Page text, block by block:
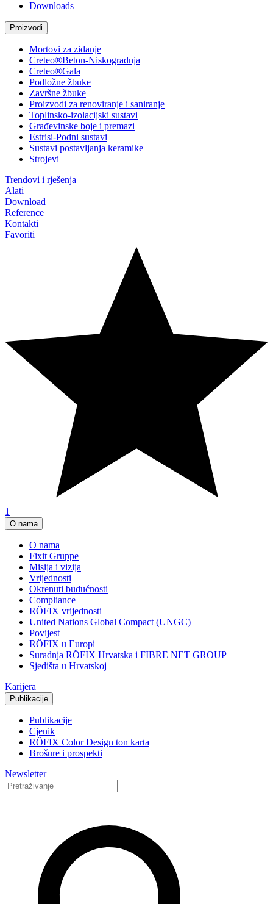
Downloads
Proizvodi
Mortovi za zidanje
Creteo®Beton-Niskogradnja
Creteo®Gala
Podložne žbuke
Završne žbuke
Proizvodi za renoviranje i saniranje
Toplinsko-izolacijski sustavi
Građevinske boje i premazi
Estrisi-Podni sustavi
Sustavi postavljanja keramike
Strojevi
Trendovi i rješenja
Alati
Download
Reference
Kontakti
Favoriti
1
O nama
O nama
Fixit Gruppe
Misija i vizija
Vrijednosti
Okrenuti budućnosti
Compliance
RÖFIX vrijednosti
United Nations Global Compact (UNGC)
Povijest
RÖFIX u Europi
Suradnja RÖFIX Hrvatska i FIBRE NET GROUP
Sjedišta u Hrvatskoj
Karijera
Publikacije
Publikacije
Cjenik
RÖFIX Color Design ton karta
Brošure i prospekti
Newsletter